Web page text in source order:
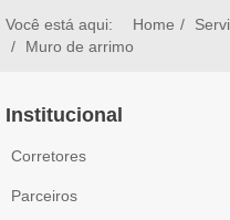
Você está aqui: Home
Muro de arrimo
Institucional
Corretores
Parceiros